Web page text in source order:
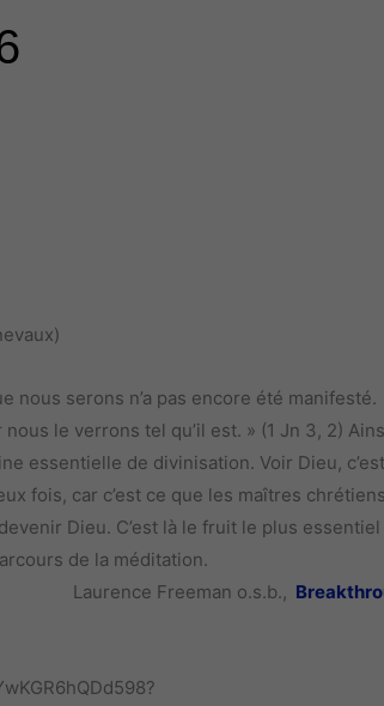
serons n’a pas encore été manifesté.
le verrons tel qu’il est. » (1 Jn 3, 2)
essentielle de divinisation. Voir Dieu, c’est
fois, car c’est ce que les maîtres chrétiens
Dieu. C’est là le fruit le plus
de la méditation.
Laurence Freeman o.s.b.,